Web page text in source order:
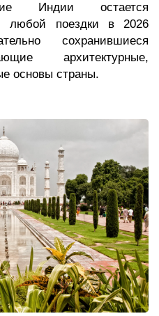
Индии остается
любой поездки в 2026
сохранившиеся
архитектурные,
основы страны.